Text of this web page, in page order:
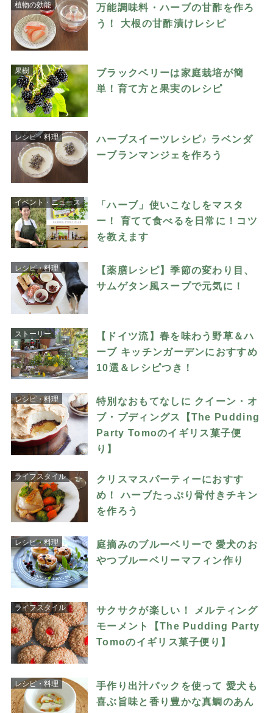
植物の効能
万能調味料・ハーブの甘酢を作ろ
う！ 大根の甘酢漬けレシピ
果樹
ブラックベリーは家庭栽培が簡
単！育て方と果実のレシピ
レシピ・料理
ハーブスイーツレシピ♪ ラベンダ
ーブランマンジェを作ろう
イベント・ニュース
「ハーブ」使いこなしをマスタ
ー！ 育てて食べるを日常に！コツ
を教えます
レシピ・料理
【薬膳レシピ】季節の変わり目、
サムゲタン風スープで元気に！
ストーリー
【ドイツ流】春を味わう野草＆ハ
ーブ キッチンガーデンにおすすめ
10選＆レシピつき！
レシピ・料理
特別なおもてなしに クイーン・オ
ブ・プディングス【The Pudding
Party Tomoのイギリス菓子便
り】
ライフスタイル
クリスマスパーティーにおすす
め！ ハーブたっぷり骨付きチキン
を作ろう
レシピ・料理
庭摘みのブルーベリーで 愛犬のお
やつブルーベリーマフィン作り
ライフスタイル
サクサクが楽しい！ メルティング
モーメント【The Pudding Party
Tomoのイギリス菓子便り】
レシピ・料理
手作り出汁パックを使って 愛犬も
喜ぶ旨味と香り豊かな真鯛のあん